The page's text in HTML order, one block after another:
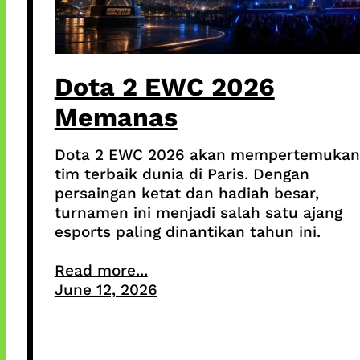
Dota 2 EWC 2026
Memanas
Dota 2 EWC 2026 akan
tim terbaik dunia di Paris. Dengan
persaingan ketat dan hadiah besar,
turnamen ini menjadi salah satu ajang
esports paling dinantikan tahun ini.
Read more...
June 12, 2026